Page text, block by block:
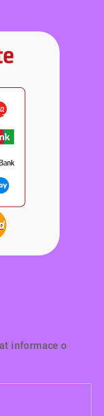
informace o